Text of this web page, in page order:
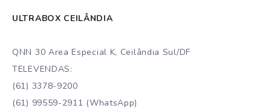
ULTRABOX CEILÂNDIA
QNN 30 Area Especial K, Ceilândia Sul/DF
TELEVENDAS:
(61) 3378-9200
(61) 99559-2911 (WhatsApp)